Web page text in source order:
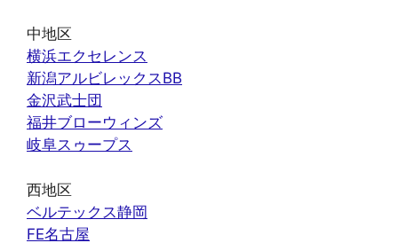
中地区
横浜エクセレンス
新潟アルビレックスBB
金沢武士団
福井ブローウィンズ
岐阜スゥープス
西地区
ベルテックス静岡
FE名古屋